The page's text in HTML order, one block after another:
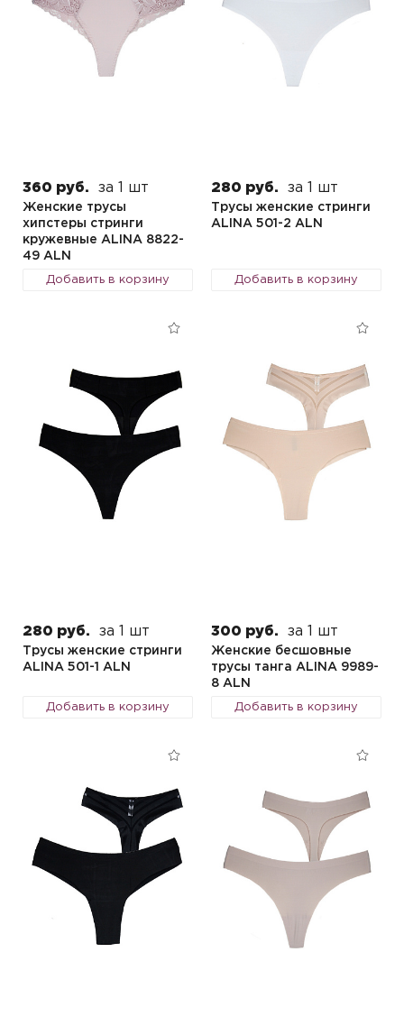
360 руб. за 1 шт
Женские трусы
хипстеры стринги
кружевные ALINA 8822-
49 ALN
Добавить в корзину
280 руб. за 1 шт
Трусы женские стринги
ALINA 501-2 ALN
Добавить в корзину
280 руб. за 1 шт
Трусы женские стринги
ALINA 501-1 ALN
Добавить в корзину
300 руб. за 1 шт
Женские бесшовные
трусы танга ALINA 9989-
8 ALN
Добавить в корзину